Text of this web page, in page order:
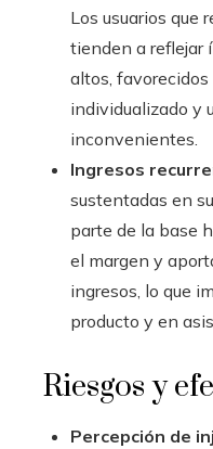
Los usuarios que
tienden a reflejar
altos,
individualizado y
inconvenientes.
Ingresos
sustentadas en
parte de la base
el margen y
ingresos, lo que
producto y en
Riesgos y
Percepción de